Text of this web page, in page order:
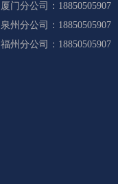
厦门分公司：18850505907
泉州分公司：18850505907
福州分公司：18850505907